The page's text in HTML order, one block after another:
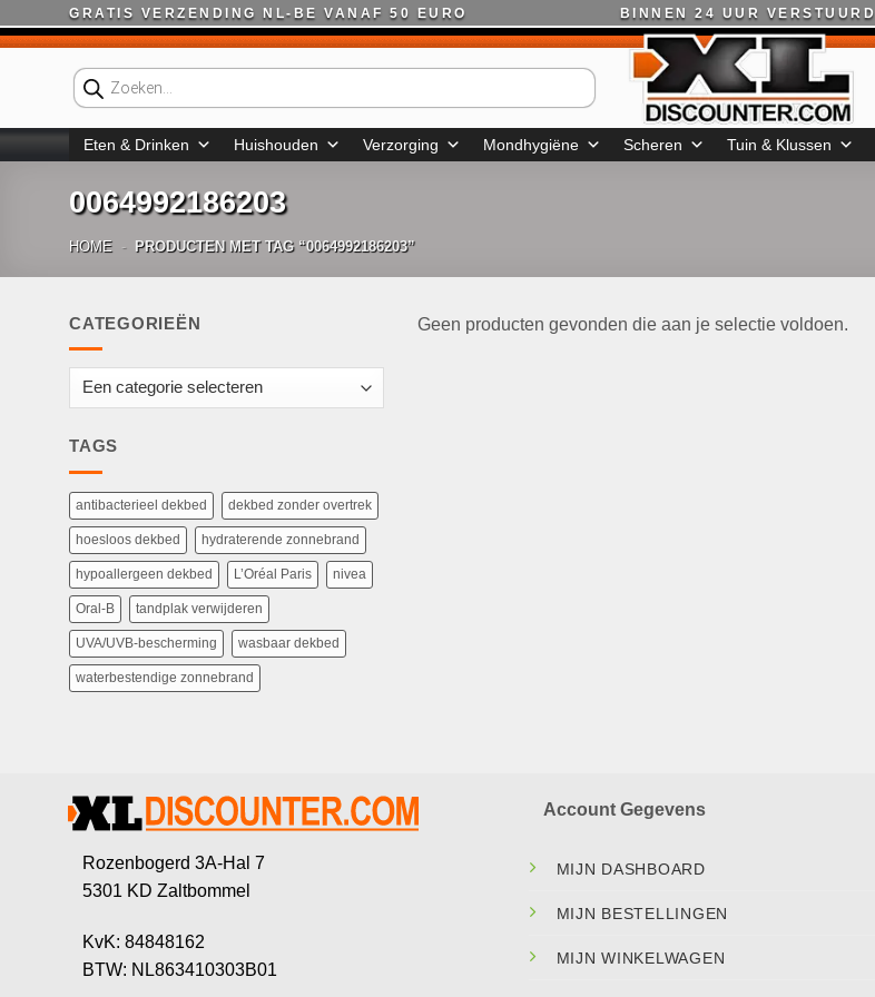
naar
GRATIS VERZENDING NL-BE VANAF 50 EURO BINNEN 24 UUR VERSTUURD
Producten
zoeken
Eten & Drinken Huishouden Verzorging Mondhygiëne Scheren Tuin & Klussen
0064992186203
HOME - PRODUCTEN MET TAG “0064992186203”
CATEGORIEËN
TAGS
antibacterieel dekbed dekbed zonder overtrek
hoesloos dekbed hydraterende zonnebrand
hypoallergeen dekbed L’Oréal Paris nivea
Oral-B tandplak verwijderen
UVA/UVB-bescherming wasbaar dekbed
waterbestendige zonnebrand
Geen producten gevonden die aan je selectie voldoen.
Rozenbogerd 3A-Hal 7
5301 KD Zaltbommel
KvK: 84848162
BTW: NL863410303B01
Account Gegevens
MIJN DASHBOARD
MIJN BESTELLINGEN
MIJN WINKELWAGEN